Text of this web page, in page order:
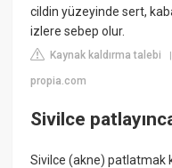
cildin yüzeyinde sert,
izlere sebep olur.
Kaynak kaldırma talebi
propia.com
Sivilce
Sivilce (akne) patlatmak